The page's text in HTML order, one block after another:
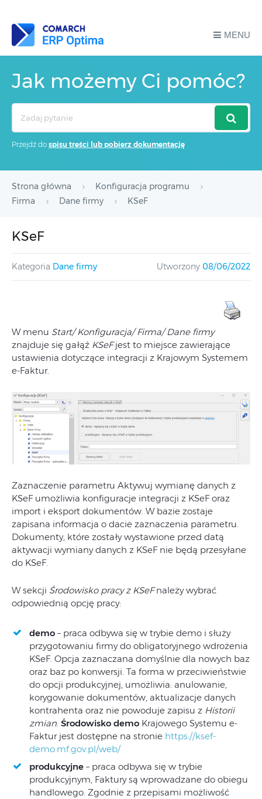
MENU
Jak możemy Ci pomóc?
Przejdź do spisu treści lub pobierz dokumentację
Strona główna
Konfiguracja programu
Firma
Dane firmy KSeF
KSeF
Kategoria Dane firmy Utworzony 08/06/2022
W menu Start/ Konfiguracja/ Firma/ Dane firmy
znajduje się gałąź KSeFjest to miejsce zawierające
ustawienia dotyczące integracji z Krajowym Systemem
e-Faktur.
Zaznaczenie parametru Aktywuj wymianę danych z
KSeF umożliwia konfiguracje integracji z KSeF oraz
import i eksport dokumentów. W bazie zostaje
zapisana informacja o dacie zaznaczenia parametru.
Dokumenty, które zostały wystawione przed datą
aktywacji wymiany danych z KSeF nie będą przesyłane
do KSeF.
W sekcji Środowisko pracy z KSeFnależy wybrać
odpowiednią opcję pracy:
demo – praca odbywa się w trybie demo i służy
przygotowaniu firmy do obligatoryjnego wdrożenia
KSeF. Opcja zaznaczana domyślnie dla nowych baz
oraz baz po konwersji. Ta forma w przeciwieństwie
do opcji produkcyjnej, umożliwia: anulowanie,
korygowanie dokumentów, aktualizacje danych
kontrahenta oraz nie powoduje zapisu z Historii
zmian. Środowisko demo Krajowego Systemu e-
Faktur jest dostępne na stronie https://ksef-
demo.mf.gov.pl/web/
produkcyjne – praca odbywa się w trybie
produkcyjnym, Faktury są wprowadzane do obiegu
handlowego. Zgodnie z przepisami możliwość